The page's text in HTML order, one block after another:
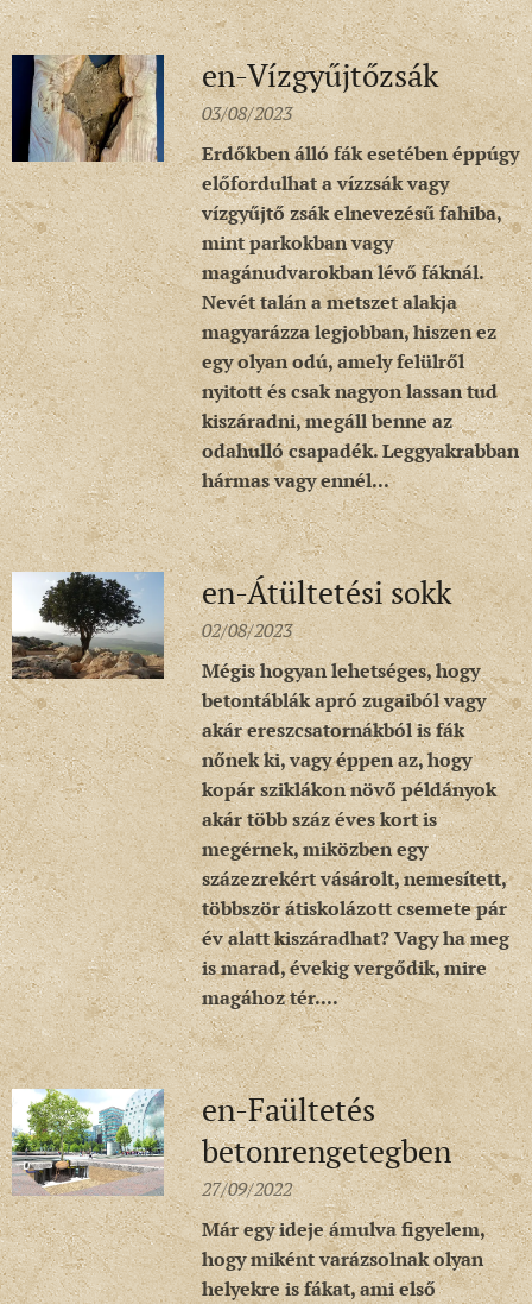
en-Vízgyűjtőzsák
03/08/2023
Erdőkben álló fák esetében éppúgy
előfordulhat a vízzsák vagy
vízgyűjtő zsák elnevezésű fahiba,
mint parkokban vagy
magánudvarokban lévő fáknál.
Nevét talán a metszet alakja
magyarázza legjobban, hiszen ez
egy olyan odú, amely felülről
nyitott és csak nagyon lassan tud
kiszáradni, megáll benne az
odahulló csapadék. Leggyakrabban
hármas vagy ennél...
en-Átültetési sokk
02/08/2023
Mégis hogyan lehetséges, hogy
betontáblák apró zugaiból vagy
akár ereszcsatornákból is fák
nőnek ki, vagy éppen az, hogy
kopár sziklákon növő példányok
akár több száz éves kort is
megérnek, miközben egy
százezrekért vásárolt, nemesített,
többször átiskolázott csemete pár
év alatt kiszáradhat? Vagy ha meg
is marad, évekig vergődik, mire
magához tér....
en-Faültetés
betonrengetegben
27/09/2022
Már egy ideje ámulva figyelem,
hogy miként varázsolnak olyan
helyekre is fákat, ami első